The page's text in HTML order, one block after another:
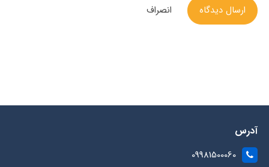
ارسال دیدگاه انصراف
آدرس
09981500060